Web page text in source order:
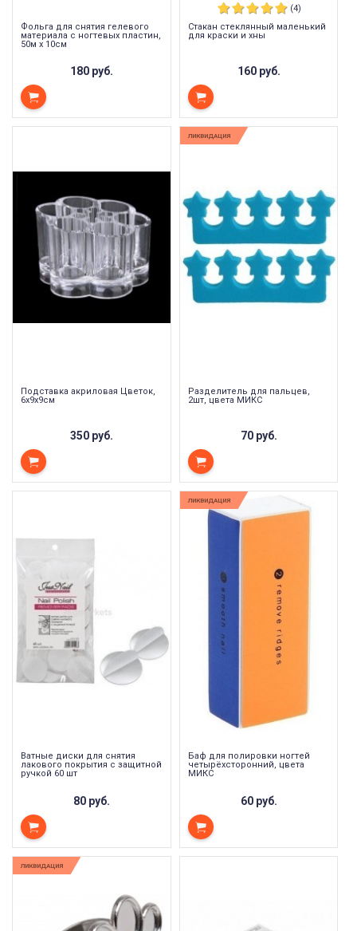
Фольга для снятия гелевого
материала с ногтевых пластин,
50м х 10см
180 руб.
(4)
Стакан стеклянный маленький
для краски и хны
160 руб.
Подставка акриловая Цветок,
6х9х9см
350 руб.
Разделитель для пальцев,
2шт, цвета МИКС
70 руб.
ЛИКВИДАЦИЯ
Ватные диски для снятия
лакового покрытия с защитной
ручкой 60 шт
80 руб.
Баф для полировки ногтей
четырёхсторонний, цвета
МИКС
60 руб.
ЛИКВИДАЦИЯ
ЛИКВИДАЦИЯ